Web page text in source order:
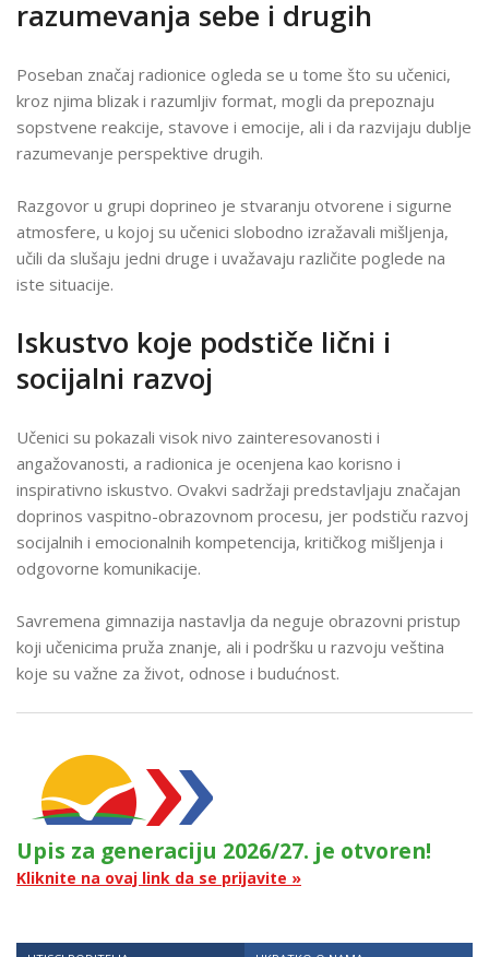
razumevanja sebe i drugih
Poseban značaj radionice ogleda se u tome što su učenici,
kroz njima blizak i razumljiv format, mogli da prepoznaju
sopstvene reakcije, stavove i emocije, ali i da razvijaju dublje
razumevanje perspektive drugih.
Razgovor u grupi doprineo je stvaranju otvorene i sigurne
atmosfere, u kojoj su učenici slobodno izražavali mišljenja,
učili da slušaju jedni druge i uvažavaju različite poglede na
iste situacije.
Iskustvo koje podstiče lični i
socijalni razvoj
Učenici su pokazali visok nivo zainteresovanosti i
angažovanosti, a radionica je ocenjena kao korisno i
inspirativno iskustvo. Ovakvi sadržaji predstavljaju značajan
doprinos vaspitno-obrazovnom procesu, jer podstiču razvoj
socijalnih i emocionalnih kompetencija, kritičkog mišljenja i
odgovorne komunikacije.
Savremena gimnazija nastavlja da neguje obrazovni pristup
koji učenicima pruža znanje, ali i podršku u razvoju veština
koje su važne za život, odnose i budućnost.
Upis za generaciju 2026/27. je otvoren!
Kliknite na ovaj link da se prijavite »